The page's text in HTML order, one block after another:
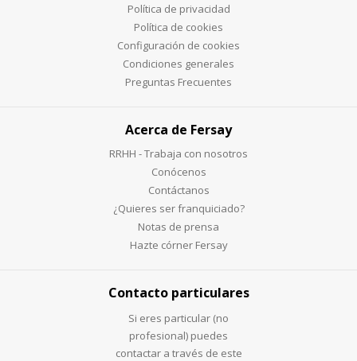
Política de privacidad
Política de cookies
Configuración de cookies
Condiciones generales
Preguntas Frecuentes
Acerca de Fersay
RRHH - Trabaja con nosotros
Conócenos
Contáctanos
¿Quieres ser franquiciado?
Notas de prensa
Hazte córner Fersay
Contacto particulares
Si eres particular (no
profesional) puedes
contactar a través de este